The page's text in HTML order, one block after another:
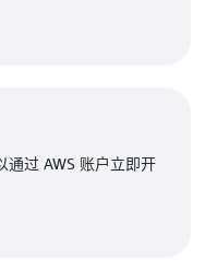
通过 AWS 账户立即开